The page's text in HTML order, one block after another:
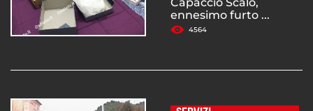
ennesimo furto ...
4564